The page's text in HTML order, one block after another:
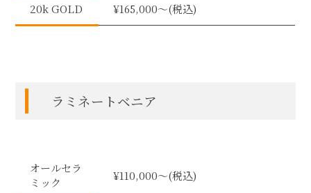
20k GOLD ¥165,000〜(税込)
ラミネートベニア
オールセラ
ミック
¥110,000〜(税込)